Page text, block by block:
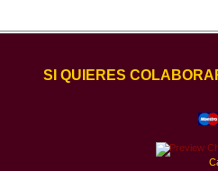
SI QUIERES